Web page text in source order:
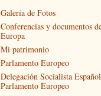
Galería de Fotos
Conferencias y documentos
Europa
Mi patrimonio
Parlamento Europeo
Delegación Socialista
Parlamento Europeo